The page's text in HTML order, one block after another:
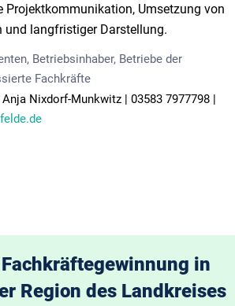
Projektkommunikation, Umsetzung von
und langfristiger Darstellung.
Betriebsinhaber, Betriebe der
Fachkräfte
Anja Nixdorf-Munkwitz | 03583 7977798 |
in
Region des Landkreises